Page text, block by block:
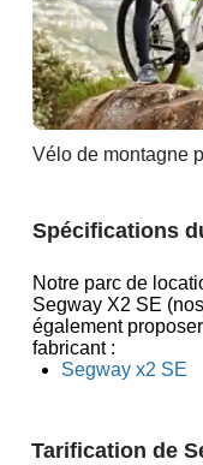
Vélo de montagne
Spécifications
Notre parc de
Segway X2 SE
également
fabricant :
Segway x2 SE
Tarification de